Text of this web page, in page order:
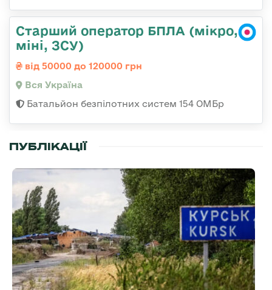
Старший оператор БПЛА (мікро,
міні, ЗСУ)
від 50000 до 120000 грн
Вся Україна
Батальйон безпілотних систем 154 ОМБр
ПУБЛІКАЦІЇ